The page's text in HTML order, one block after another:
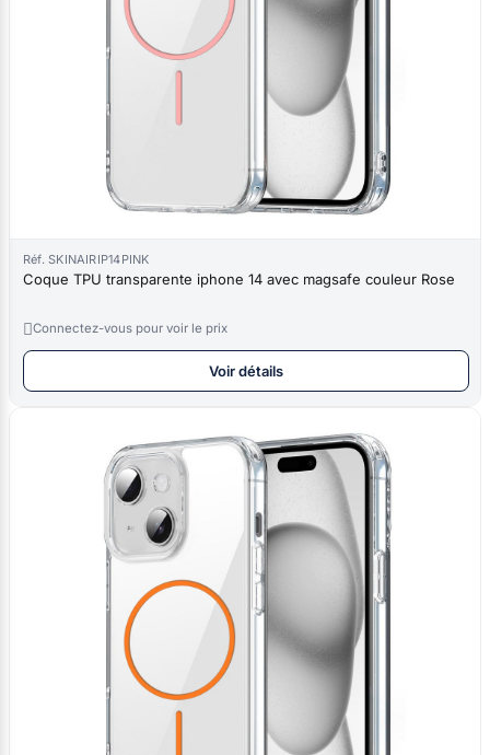
Réf. SKINAIRIP14PINK
Coque TPU transparente iphone 14 avec magsafe couleur Rose
Connectez-vous pour voir le prix
Voir détails